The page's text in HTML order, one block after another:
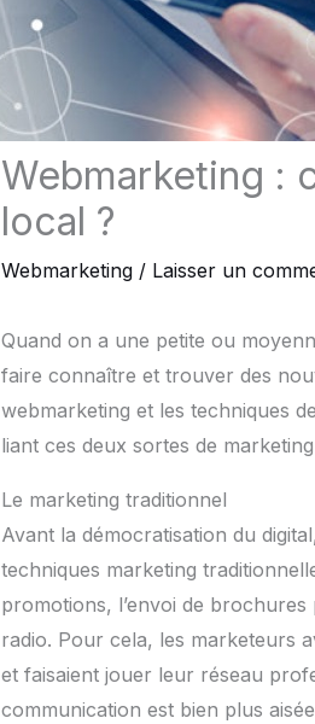
Webmarketing :
local ?
Webmarketing/ Laisser un
Quand on a une petite ou
faire connaître et trouver des
webmarketing et les techniques
liant ces deux sortes de
Le marketing traditionnel
Avant la démocratisation du
techniques marketing
promotions, l’envoi de
radio. Pour cela, les marketeurs
et faisaient jouer leur réseau
communication est bien plus